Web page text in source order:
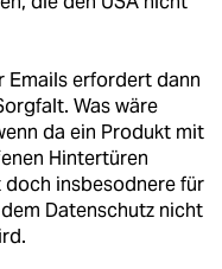
Emails erfordert dann
Was wäre
da ein Produkt mit
Hintertüren
insbesodnere für
Datenschutz nicht